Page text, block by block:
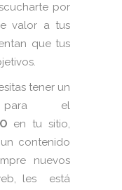
por
valor a tus
que tus
tener un
para el
en tu sitio,
contenido
nuevos
les está